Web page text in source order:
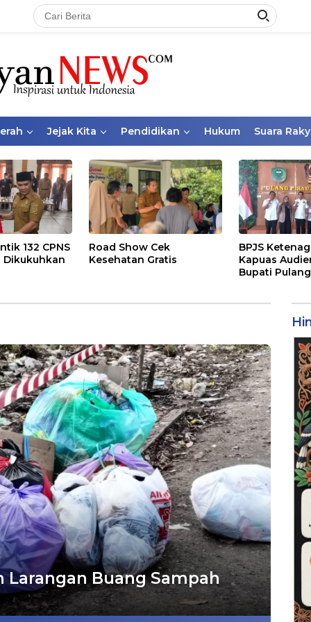
Jejak Kita Pendidikan Hukum Suara
132 CPNS
Dikukuhkan
Road Show Cek
Kesehatan Gratis
BPJS
Kapuas
Bupati
Larangan Buang Sampah